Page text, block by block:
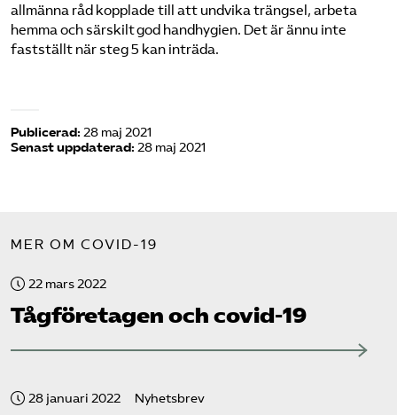
allmänna råd kopplade till att undvika trängsel, arbeta
hemma och särskilt god handhygien. Det är ännu inte
fastställt när steg 5 kan inträda.
Publicerad: 28 maj 2021
Senast uppdaterad: 28 maj 2021
MER OM COVID-19
22 mars 2022
Tåg­företagen och covid-19
28 januari 2022 Nyhetsbrev